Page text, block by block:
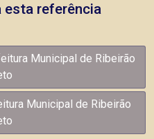
esta referência
Municipal de Ribeirão
Municipal de Ribeirão